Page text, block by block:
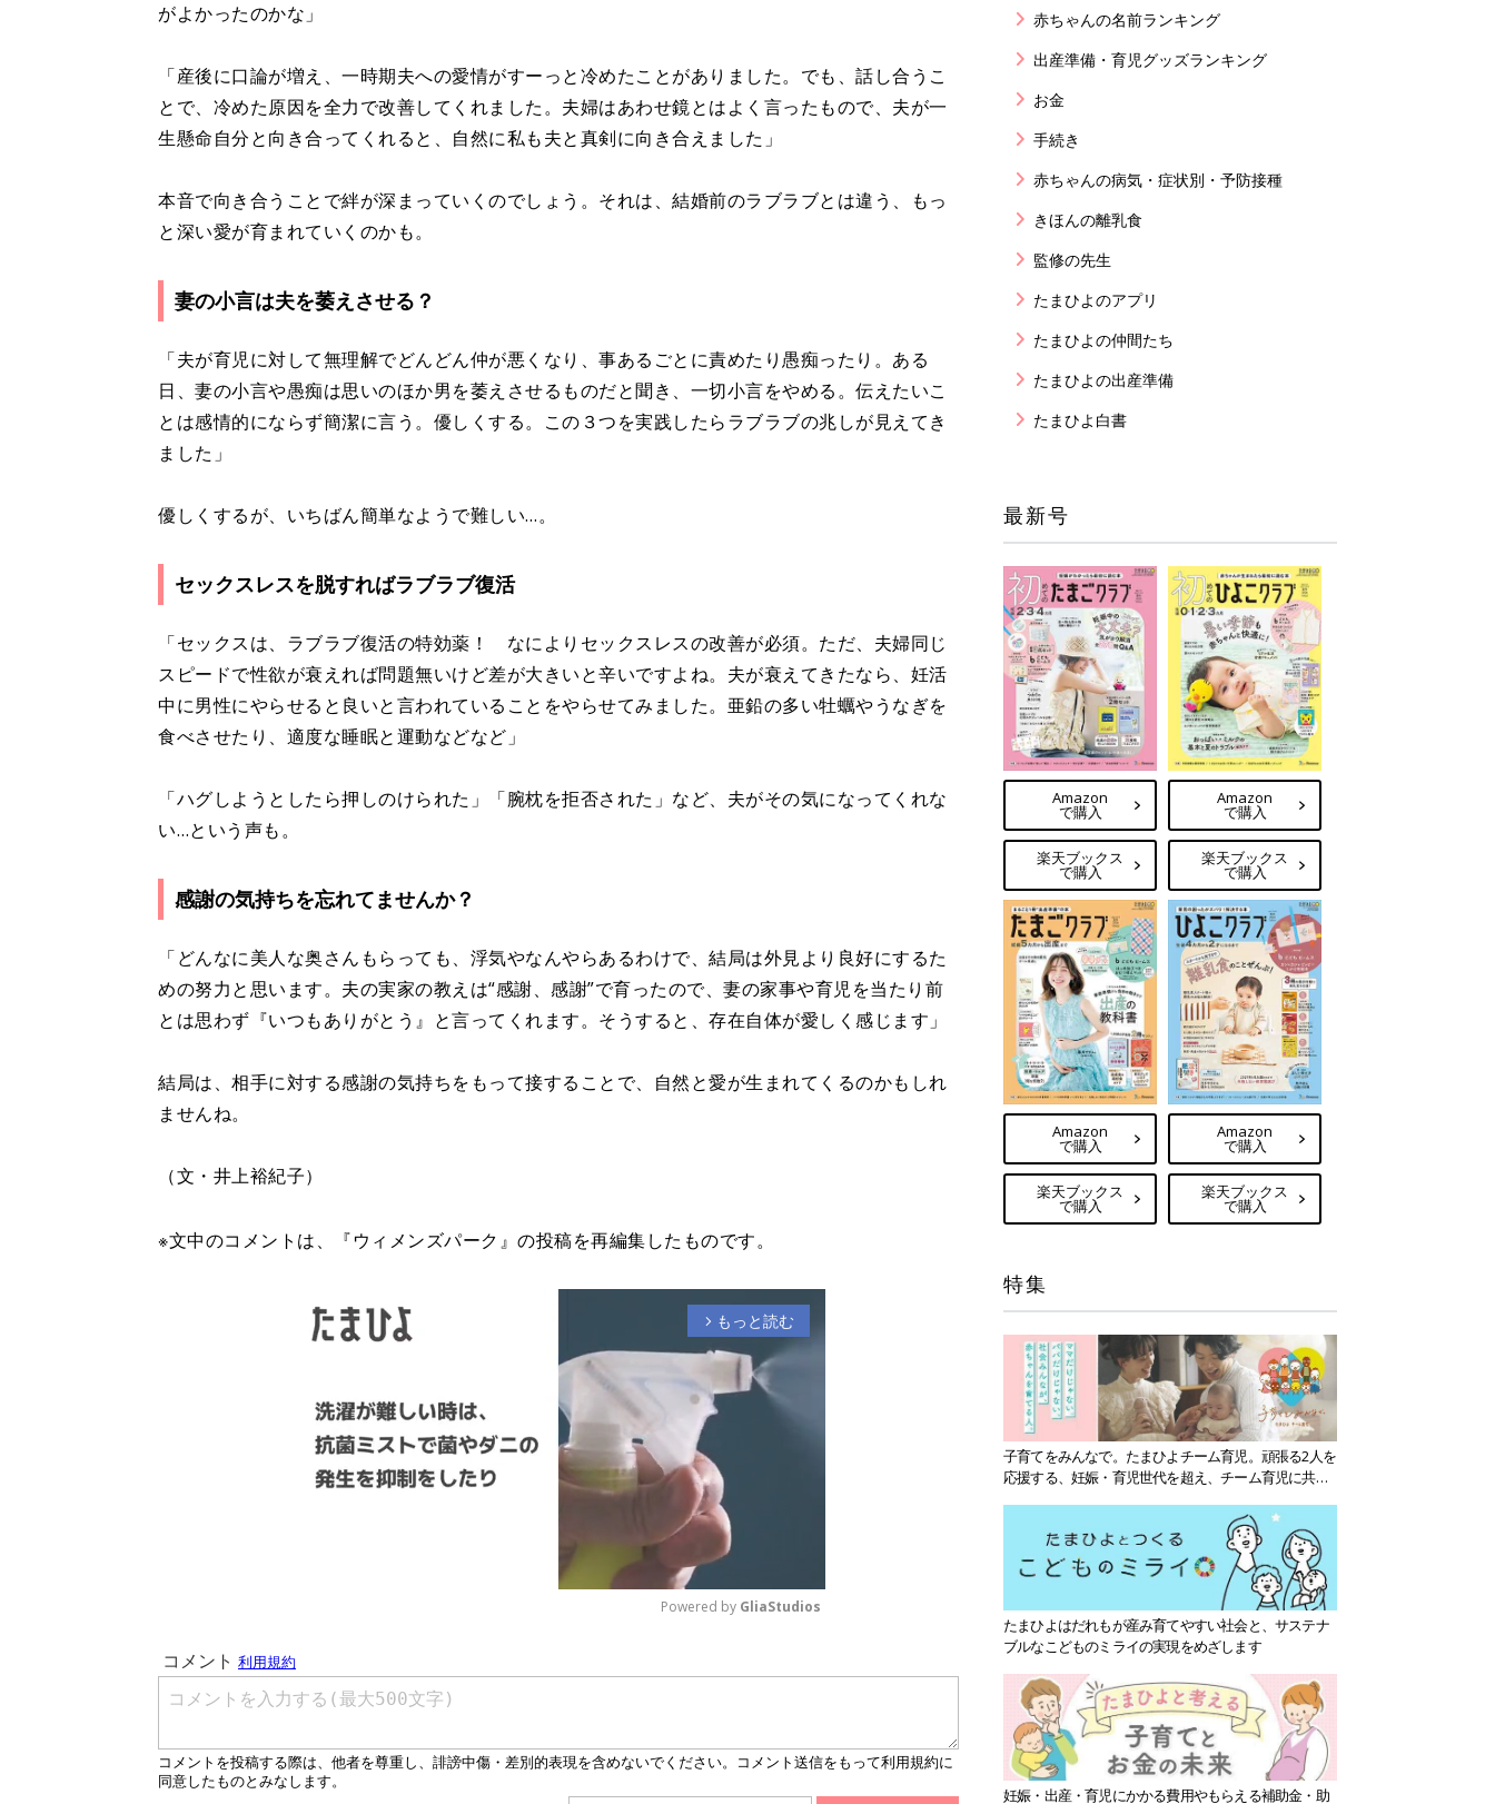
がよかったのかな」
「産後に口論が増え、一時期夫への愛情がすーっと冷めたことがありました。でも、話し合うこ
とで、冷めた原因を全力で改善してくれました。夫婦はあわせ鏡とはよく言ったもので、夫が一
生懸命自分と向き合ってくれると、自然に私も夫と真剣に向き合えました」
本音で向き合うことで絆が深まっていくのでしょう。それは、結婚前のラブラブとは違う、もっ
と深い愛が育まれていくのかも。
妻の小言は夫を萎えさせる？
「夫が育児に対して無理解でどんどん仲が悪くなり、事あるごとに責めたり愚痴ったり。ある
日、妻の小言や愚痴は思いのほか男を萎えさせるものだと聞き、一切小言をやめる。伝えたいこ
とは感情的にならず簡潔に言う。優しくする。この３つを実践したらラブラブの兆しが見えてき
ました」
優しくするが、いちばん簡単なようで難しい…。
セックスレスを脱すればラブラブ復活
「セックスは、ラブラブ復活の特効薬！ なによりセックスレスの改善が必須。ただ、夫婦同じ
スピードで性欲が衰えれば問題無いけど差が大きいと辛いですよね。夫が衰えてきたなら、妊活
中に男性にやらせると良いと言われていることをやらせてみました。亜鉛の多い牡蠣やうなぎを
食べさせたり、適度な睡眠と運動などなど」
「ハグしようとしたら押しのけられた」「腕枕を拒否された」など、夫がその気になってくれな
い…という声も。
感謝の気持ちを忘れてませんか？
「どんなに美人な奥さんもらっても、浮気やなんやらあるわけで、結局は外見より良好にするた
めの努力と思います。夫の実家の教えは“感謝、感謝”で育ったので、妻の家事や育児を当たり前
とは思わず『いつもありがとう』と言ってくれます。そうすると、存在自体が愛しく感じます」
結局は、相手に対する感謝の気持ちをもって接することで、自然と愛が生まれてくるのかもしれ
ませんね。
（文・井上裕紀子）
※文中のコメントは、『ウィメンズパーク』の投稿を再編集したものです。
arrow_forward_ios もっと読む
M
e
Powered by GliaStudios
赤ちゃんの名前ランキング
出産準備・育児グッズランキング
お金
手続き
赤ちゃんの病気・症状別・予防接種
きほんの離乳食
監修の先生
たまひよのアプリ
たまひよの仲間たち
たまひよの出産準備
たまひよ白書
最新号
Amazon
で購入
楽天ブックス
で購入
Amazon
で購入
楽天ブックス
で購入
Amazon
で購入
楽天ブックス
で購入
Amazon
で購入
楽天ブックス
で購入
特集
子育てをみんなで。たまひよチーム育児。頑張る2人を
応援する、妊娠・育児世代を超え、チーム育児に共感
たまひよはだれもが産み育てやすい社会と、サステナ
ブルなこどものミライの実現をめざします
妊娠・出産・育児にかかる費用やもらえる補助金・助